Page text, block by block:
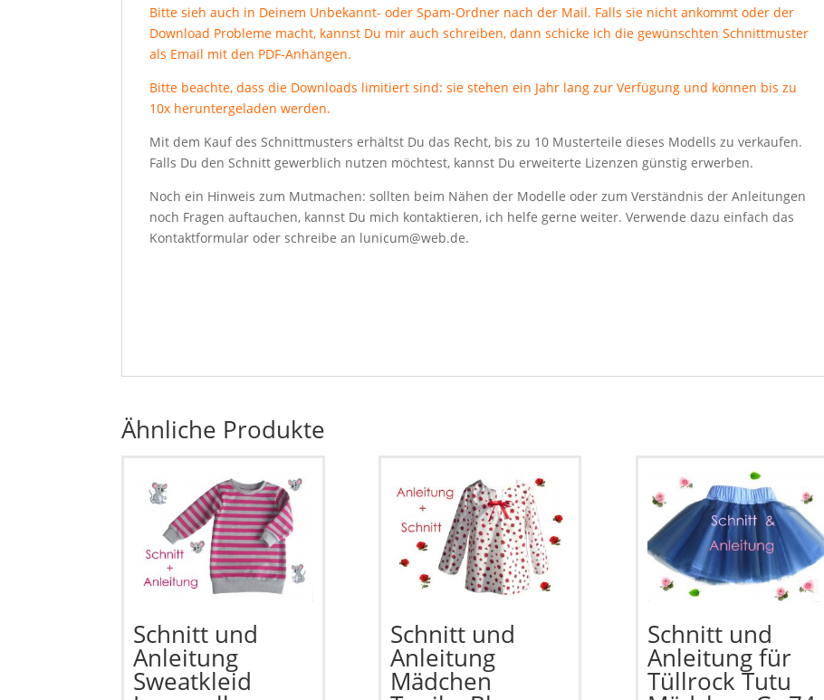
Bitte sieh auch in Deinem Unbekannt- oder Spam-Ordner nach der Mail. Falls sie nicht ankommt oder der
Download Probleme macht, kannst Du mir auch schreiben, dann schicke ich die gewünschten Schnittmuster
als Email mit den PDF-Anhängen.
Bitte beachte, dass die Downloads limitiert sind: sie stehen ein Jahr lang zur Verfügung und können bis zu
10x heruntergeladen werden.
Mit dem Kauf des Schnittmusters erhältst Du das Recht, bis zu 10 Musterteile dieses Modells zu verkaufen.
Falls Du den Schnitt gewerblich nutzen möchtest, kannst Du erweiterte Lizenzen günstig erwerben.
Noch ein Hinweis zum Mutmachen: sollten beim Nähen der Modelle oder zum Verständnis der Anleitungen
noch Fragen auftauchen, kannst Du mich kontaktieren, ich helfe gerne weiter. Verwende dazu einfach das
Kontaktformular oder schreibe an lunicum@web.de.
Ähnliche Produkte
Schnitt und
Anleitung
Sweatkleid
Schnitt und
Anleitung
Mädchen
Schnitt und
Anleitung für
Tüllrock Tutu